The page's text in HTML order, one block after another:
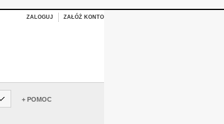
ZALOGUJ ZAŁÓŻ KONTO
+ POMOC